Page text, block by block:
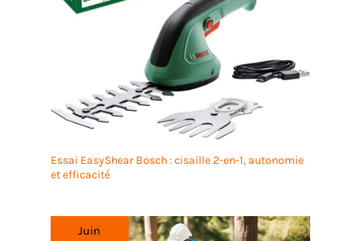
Essai EasyShear Bosch : cisaille 2-en-1, autonomie
et efficacité
Juin